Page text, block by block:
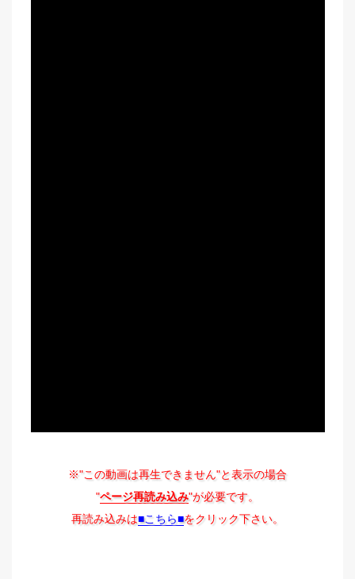
※"この動画は再生できません"と表示の場合
"ページ再読み込み"が必要です。
再読み込みは■こちら■をクリック下さい。